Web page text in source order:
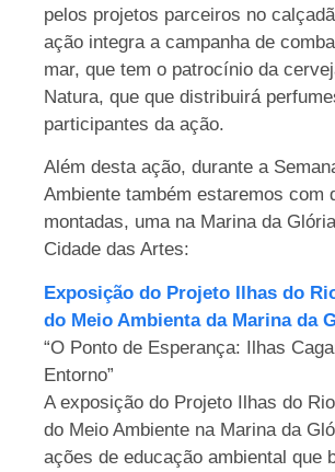
pelos projetos parceiros no
ação integra a campanha de
mar, que tem o patrocínio da
Natura, que que distribuirá
participantes da ação.
Além desta ação, durante a
Ambiente também estaremos com
montadas, uma na Marina da
Cidade das Artes:
Exposição do Projeto Ilhas do
do Meio Ambienta da Marina da
“O Ponto de Esperança: Ilhas
Entorno”
A exposição do Projeto Ilhas do
do Meio Ambiente na Marina da
ações de educação ambiental que